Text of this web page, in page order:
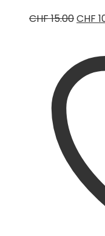
CHF15.00
CHF
CHF